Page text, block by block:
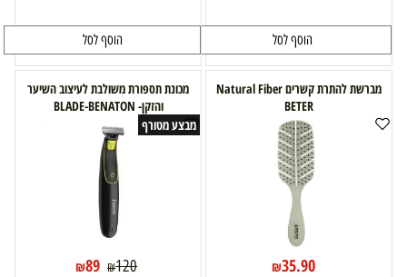
הוסף לסל הוסף לסל
מברשת להתרת קשרים Natural Fiber
BETER
₪35.90
מכונת תספורת משולבת לעיצוב השיער
והזקן- BLADE-BENATON
מבצע מטורף
₪120
₪89